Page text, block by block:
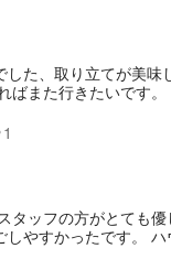
た、取り立てが美
また行きたいです。
1
タッフの方がとても
やすかったです。